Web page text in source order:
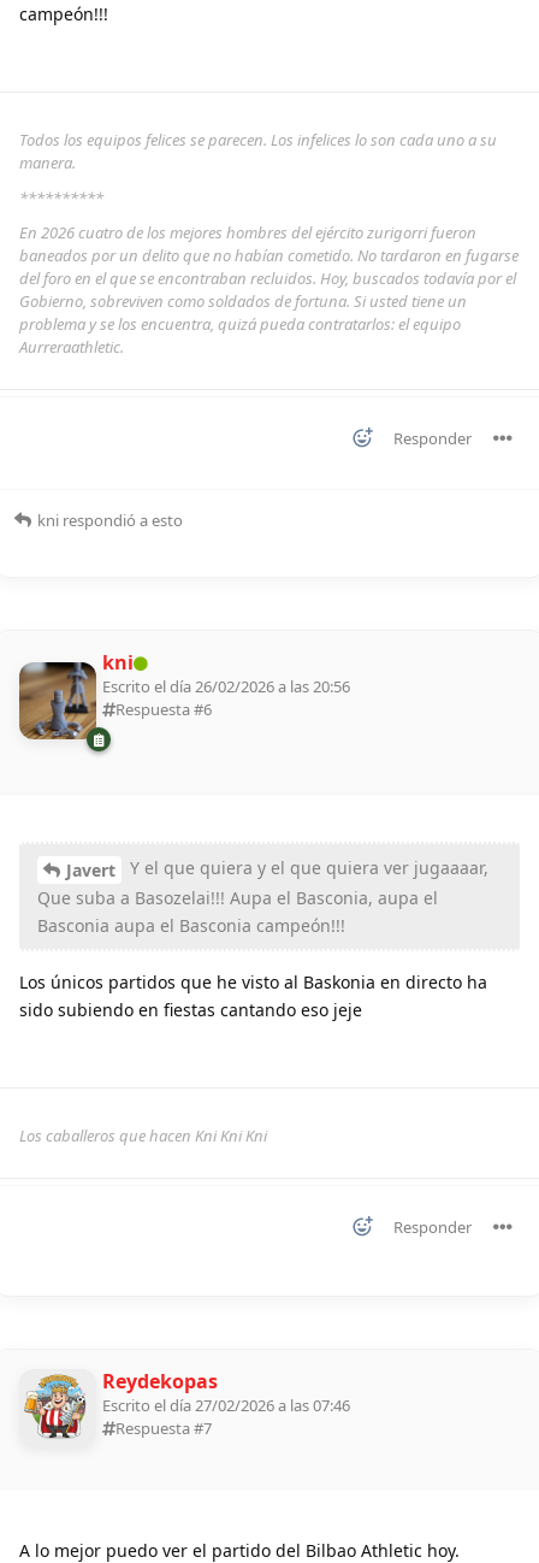
campeón!!!
Todos los equipos felices se parecen. Los infelices lo son cada uno a su
manera.
**********
En 2026 cuatro de los mejores hombres del ejército zurigorri fueron
baneados por un delito que no habían cometido. No tardaron en fugarse
del foro en el que se encontraban recluidos. Hoy, buscados todavía por el
Gobierno, sobreviven como soldados de fortuna. Si usted tiene un
problema y se los encuentra, quizá pueda contratarlos: el equipo
Aurreraathletic.
Responder
kni respondió a esto
kni
Escrito el día 26/02/2026 a las 20:56
Respuesta #6
Javert
Y el que quiera y el que quiera ver jugaaaar,
Que suba a Basozelai!!! Aupa el Basconia, aupa el
Basconia aupa el Basconia campeón!!!
Los únicos partidos que he visto al Baskonia en directo ha
sido subiendo en fiestas cantando eso jeje
Los caballeros que hacen Kni Kni Kni
Responder
Reydekopas
Escrito el día 27/02/2026 a las 07:46
Respuesta #7
A lo mejor puedo ver el partido del Bilbao Athletic hoy.